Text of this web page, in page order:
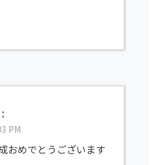
PM
おめでとうございます